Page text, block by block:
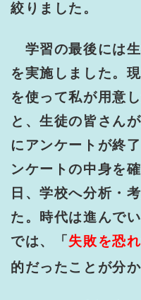
絞りました。
学習の最後には
を実施しました。
を使って私が用意
と、生徒の皆さん
にアンケートが終
ンケートの中身を
日、学校へ分析・
た。時代は進んで
では、「 失敗を恐
的だったことが分か